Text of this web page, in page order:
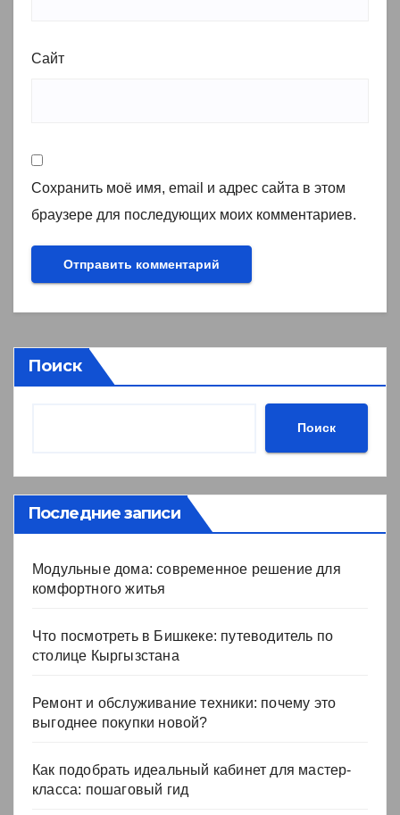
Сайт
Сохранить моё имя, email и адрес сайта в этом
браузере для последующих моих комментариев.
Поиск
Поиск
Последние записи
Модульные дома: современное решение для
комфортного житья
Что посмотреть в Бишкеке: путеводитель по
столице Кыргызстана
Ремонт и обслуживание техники: почему это
выгоднее покупки новой?
Как подобрать идеальный кабинет для мастер-
класса: пошаговый гид